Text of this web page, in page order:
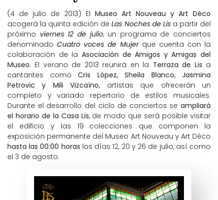
(4 de julio de 2013) El Museo Art Nouveau y Art Déco
acogerá la quinta edición deLas Noches de Lis a partir del
próximo viernes 12 de julio, un programa de conciertos
denominadoCuatro voces de Mujerque cuenta con la
colaboración de la Asociación de Amigos y Amigas del
Museo. El verano de 2013 reunirá en la Terraza de Lis a
cantantes como
Cris López, Sheila Blanco, Jasmina
Petrovic y Mili Vizcaíno, artistas que ofrecerán un
completo y variado repertorio de estilos musicales.
Durante el desarrollo del ciclo de conciertos se ampliará
el horario de la Casa Lis, de modo que será posible visitar
el edificio y las 19 colecciones que componen la
exposición permanente del Museo Art Nouveau y Art Déco
hasta las 00:00 horas los días 12, 20 y 26 de julio, así como
el 3 de agosto.